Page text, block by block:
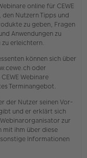
online für CEWE
Nutzern Tipps und
zu geben, Fragen
Anwendungen zu
erleichtern.
können sich über
oder
Webinare
Terminangebot.
der Nutzer seinen Vor-
und er erklärt sich
zur
mit ihm über diese
Informationen